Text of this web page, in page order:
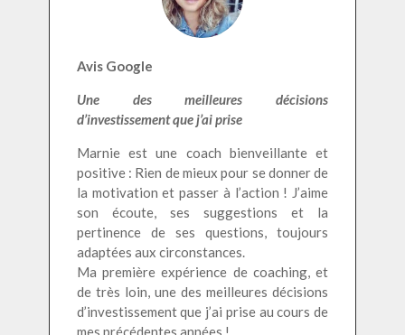
Avis Google
Une des meilleures décisions
d’investissement que j’ai prise
Marnie est une coach bienveillante et
positive : Rien de mieux pour se donner de
la motivation et passer à l’action ! J’aime
son écoute, ses suggestions et la
pertinence de ses questions, toujours
adaptées aux circonstances.
Ma première expérience de coaching, et
de très loin, une des meilleures décisions
d’investissement que j’ai prise au cours de
mes précédentes années !